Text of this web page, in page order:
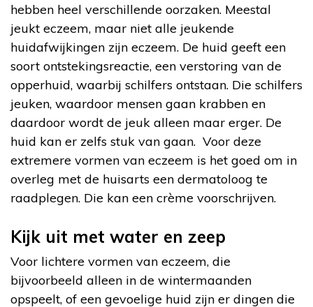
hebben heel verschillende oorzaken. Meestal
jeukt eczeem, maar niet alle jeukende
huidafwijkingen zijn eczeem. De huid geeft een
soort ontstekingsreactie, een verstoring van de
opperhuid, waarbij schilfers ontstaan. Die schilfers
jeuken, waardoor mensen gaan krabben en
daardoor wordt de jeuk alleen maar erger. De
huid kan er zelfs stuk van gaan. Voor deze
extremere vormen van eczeem is het goed om in
overleg met de huisarts een dermatoloog te
raadplegen. Die kan een crème voorschrijven.
Kijk uit met water en zeep
Voor lichtere vormen van eczeem, die
bijvoorbeeld alleen in de wintermaanden
opspeelt, of een gevoelige huid zijn er dingen die